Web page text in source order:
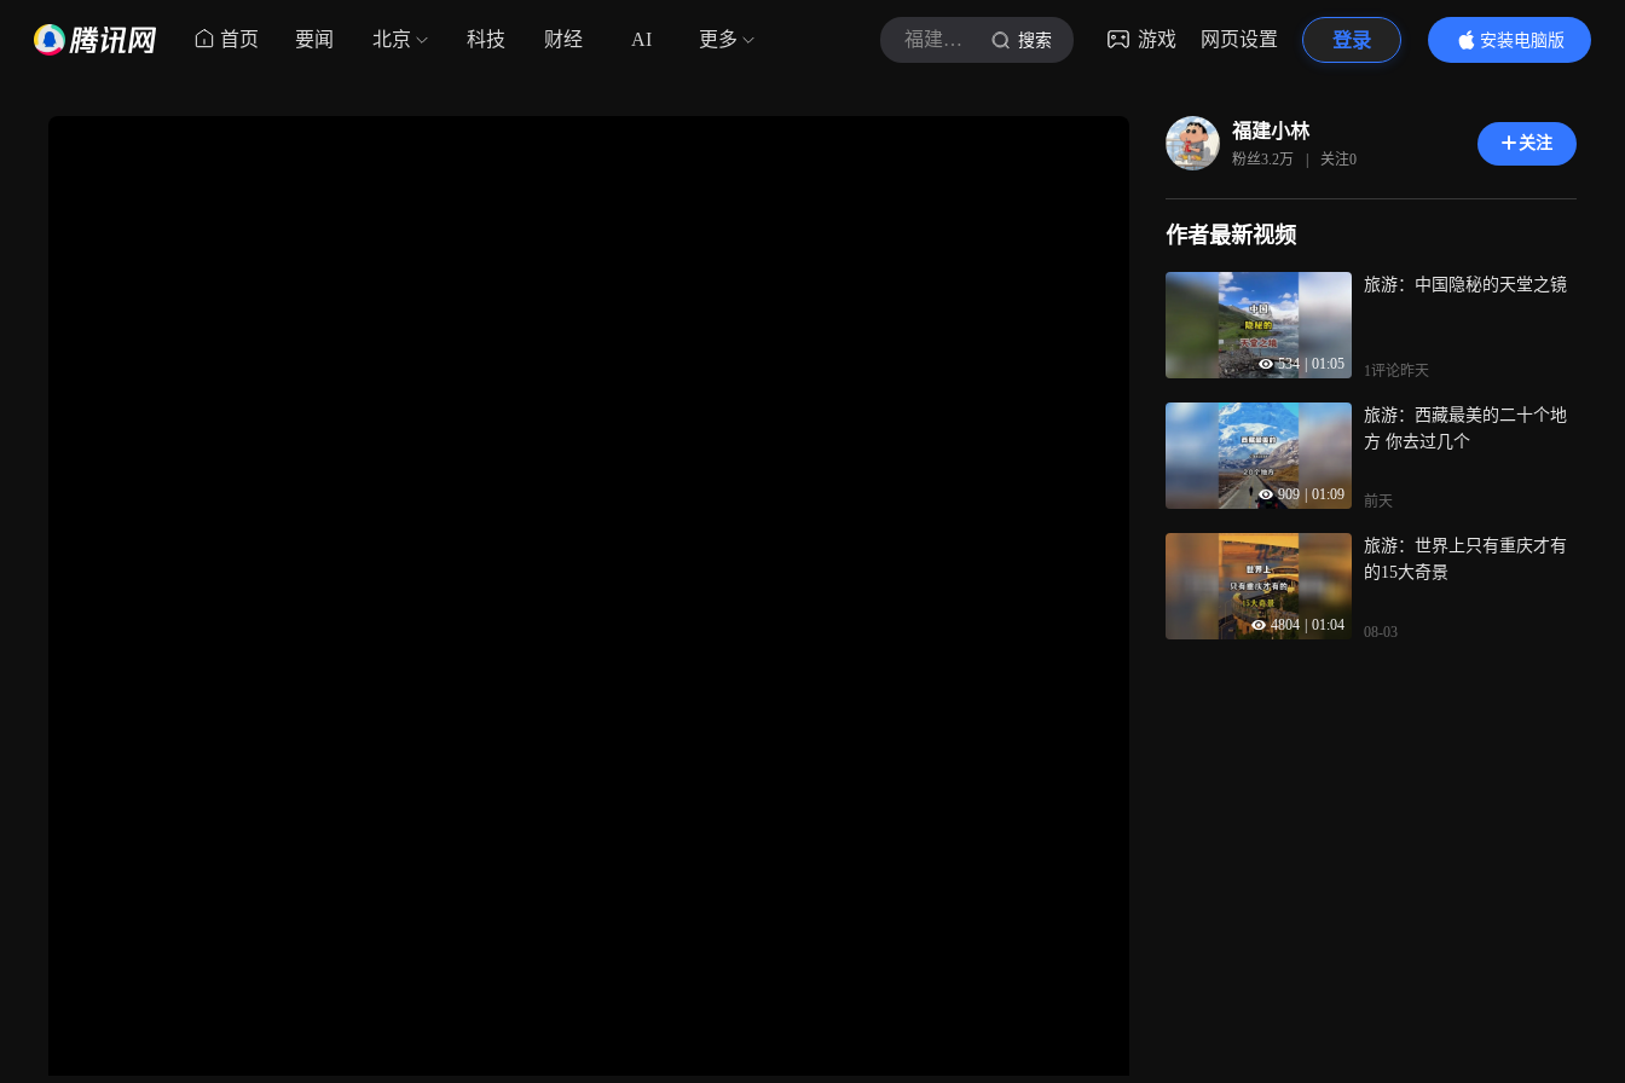
首页 要闻 北京 科技 财经 AI 更多 福建小林 搜索 游戏 网页设置 登录
安装电脑版
内容更精彩
福建小林
粉丝3.2万 | 关注0
关注
作者最新视频
534 01:05
旅游：中国隐秘的天堂之镜
1评论昨天
909 01:09
旅游：西藏最美的二十个地
方 你去过几个
前天
4804 01:04
旅游：世界上只有重庆才有
的15大奇景
08-03